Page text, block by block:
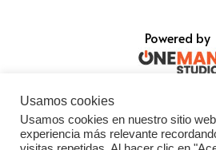
Powered by
Usamos cookies
Usamos cookies en nuestro sitio
experiencia más relevante